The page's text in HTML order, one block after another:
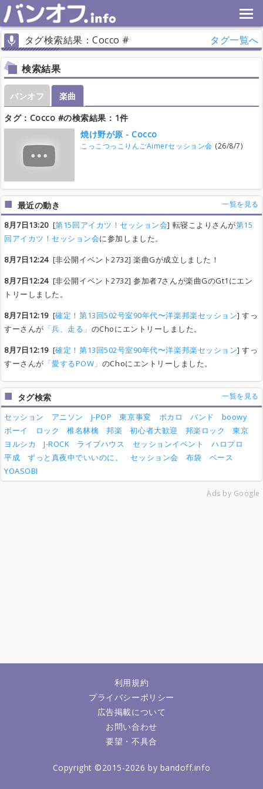
タグ検索結果：Cocco # タグ一覧へ
検索結果
バンオフ
楽曲
タグ：Cocco #の検索結果：1件
焼け野が原 - Cocco
こっこつっこりんごAimerセッション会 (26/8/7)
最近の動き 一覧を見る
8月7日13:20[第15回アイカツ！セッション会] 転寝こよりさんが第15
回アイカツ！セッション会に参加しました。
8月7日12:24[非公開イベント2732] 楽曲Gが成立しました！
8月7日12:24[非公開イベント2732] 参加者7さんが楽曲GのGt1にエン
トリーしました。
8月7日12:19[確定！第13回502号室90年代〜洋楽邦楽セッション] すっ
すーさんが 「兵、走る」 のChoにエントリーしました。
8月7日12:19[確定！第13回502号室90年代〜洋楽邦楽セッション] すっ
すーさんが 「愛するPOW」 のChoにエントリーしました。
タグ検索 一覧を見る
セッション アニソン J-POP 東京事変 ボカロ バンド
boowy
ボーイ
ロック 椎名林檎 邦楽 初心者大歓迎 邦楽ロック
東京
ヨルシカ
J-ROCK ライブハウス セッションイベント
ハロプロ
平成
ずっと真夜中でいいのに。 セッション会 布袋
ベース
YOASOBI
Ads by Google
利用規約
プライバシーポリシー
広告掲載について
お問い合わせ
要望・不具合
Copyright ©2015-2026 by bandoff.info